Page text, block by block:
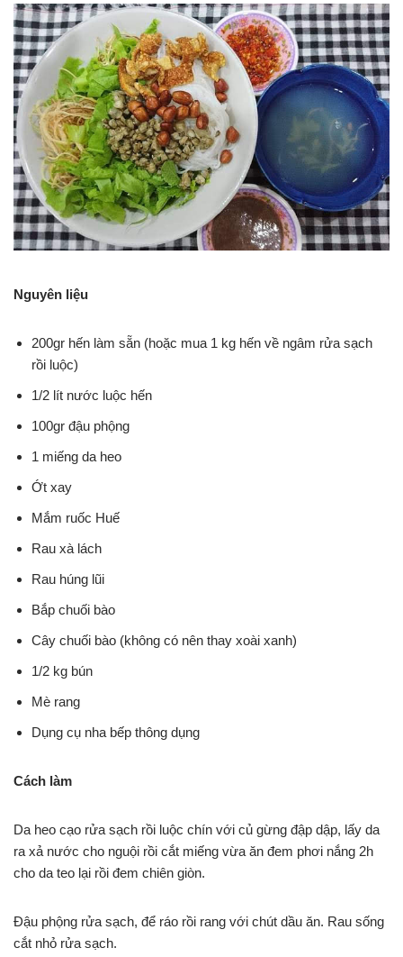
Nguyên liệu
200gr hến làm sẵn (hoặc mua 1 kg hến về ngâm rửa sạch
rồi luộc)
1/2 lít nước luộc hến
100gr đậu phộng
1 miếng da heo
Ớt xay
Mắm ruốc Huế
Rau xà lách
Rau húng lũi
Bắp chuối bào
Cây chuối bào (không có nên thay xoài xanh)
1/2 kg bún
Mè rang
Dụng cụ nha bếp thông dụng
Cách làm
Da heo cạo rửa sạch rồi luộc chín với củ gừng đập dập, lấy da
ra xả nước cho nguội rồi cắt miếng vừa ăn đem phơi nắng 2h
cho da teo lại rồi đem chiên giòn.
Đậu phộng rửa sạch, để ráo rồi rang với chút dầu ăn. Rau sống
cắt nhỏ rửa sạch.